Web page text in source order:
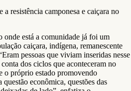
resistência camponesa e caiçara no
onde está a comunidade já foi um
caiçara, indígena, remanescente
pessoas que viviam inseridas nesse
dos ciclos que aconteceram no
o próprio estado promovendo
econômica, questões das